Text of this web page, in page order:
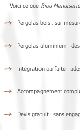
Voici ce que Riou
Pergolas bois : sur
Pergolas aluminium :
Intégration parfaite :
Accompagnement
Devis gratuit : sans